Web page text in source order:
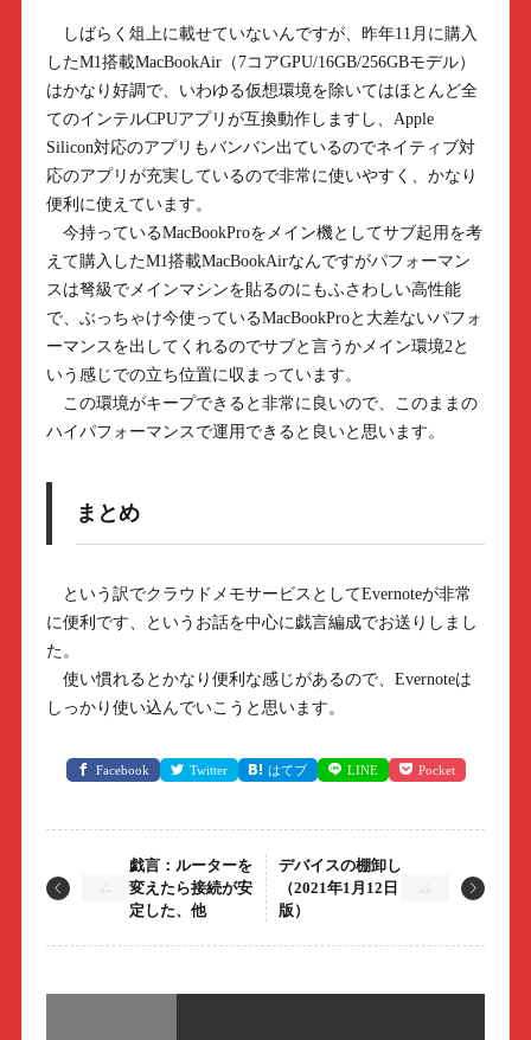
しばらく俎上に載せていないんですが、昨年11月に購入
したM1搭載MacBookAir（7コアGPU/16GB/256GBモデル）
はかなり好調で、いわゆる仮想環境を除いてはほとんど全
てのインテルCPUアプリが互換動作しますし、Apple
Silicon対応のアプリもバンバン出ているのでネイティブ対
応のアプリが充実しているので非常に使いやすく、かなり
便利に使えています。
今持っているMacBookProをメイン機としてサブ起用を考
えて購入したM1搭載MacBookAirなんですがパフォーマン
スは弩級でメインマシンを貼るのにもふさわしい高性能
で、ぶっちゃけ今使っているMacBookProと大差ないパフォ
ーマンスを出してくれるのでサブと言うかメイン環境2と
いう感じでの立ち位置に収まっています。
この環境がキープできると非常に良いので、このままの
ハイパフォーマンスで運用できると良いと思います。
まとめ
という訳でクラウドメモサービスとしてEvernoteが非常
に便利です、というお話を中心に戯言編成でお送りしまし
た。
使い慣れるとかなり便利な感じがあるので、Evernoteは
しっかり使い込んでいこうと思います。
Facebook Twitter はてブ LINE Pocket
戯言：ルーターを
変えたら接続が安
定した、他
デバイスの棚卸し
（2021年1月12日
版）